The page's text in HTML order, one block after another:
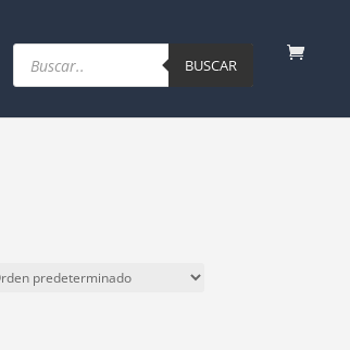
Products
search BUSCAR